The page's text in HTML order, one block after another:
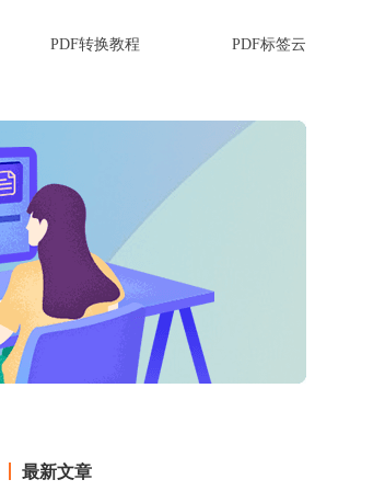
PDF转换教程 PDF标签云
最新文章